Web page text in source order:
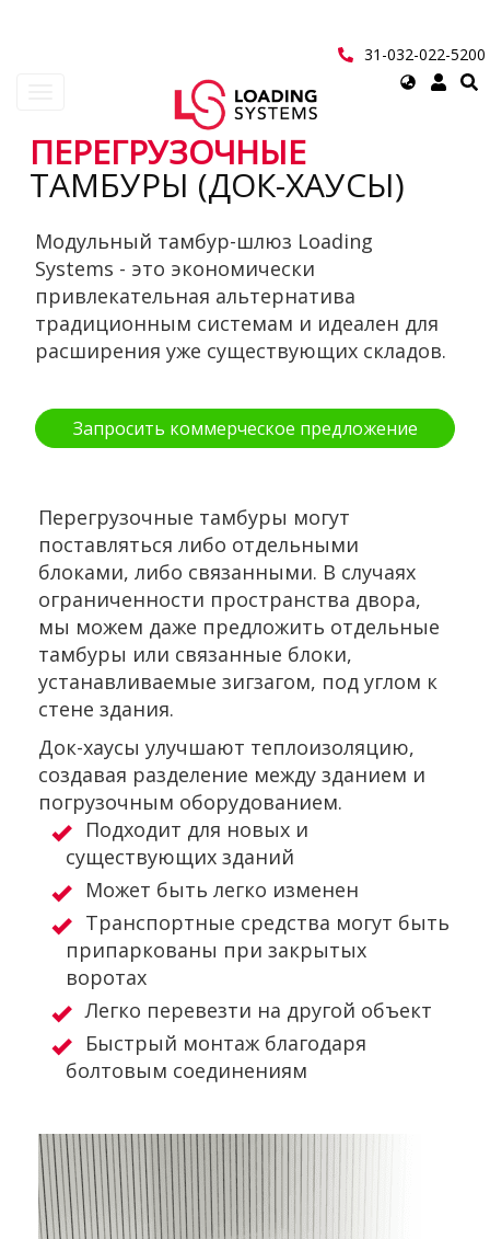
31-032-022-5200
Select
User
menu
ПЕРЕГРУЗОЧНЫЕ
ТАМБУРЫ (ДОК-ХАУСЫ)
Модульный тамбур-шлюз Loading
Systems - это экономически
привлекательная альтернатива
традиционным системам и идеален для
расширения уже существующих складов.
Запросить коммерческое предложение
Перегрузочные тамбуры могут
поставляться либо отдельными
блоками, либо связанными. В случаях
ограниченности пространства двора,
мы можем даже предложить отдельные
тамбуры или связанные блоки,
устанавливаемые зигзагом, под углом к
стене здания.
Док-хауcы улучшают теплоизоляцию,
создавая разделение между зданием и
погрузочным оборудованием.
Подходит для новых и
существующих зданий
Может быть легко изменен
Транспортные средства могут быть
припаркованы при закрытых
воротах
Легко перевезти на другой объект
Быстрый монтаж благодаря
болтовым соединениям